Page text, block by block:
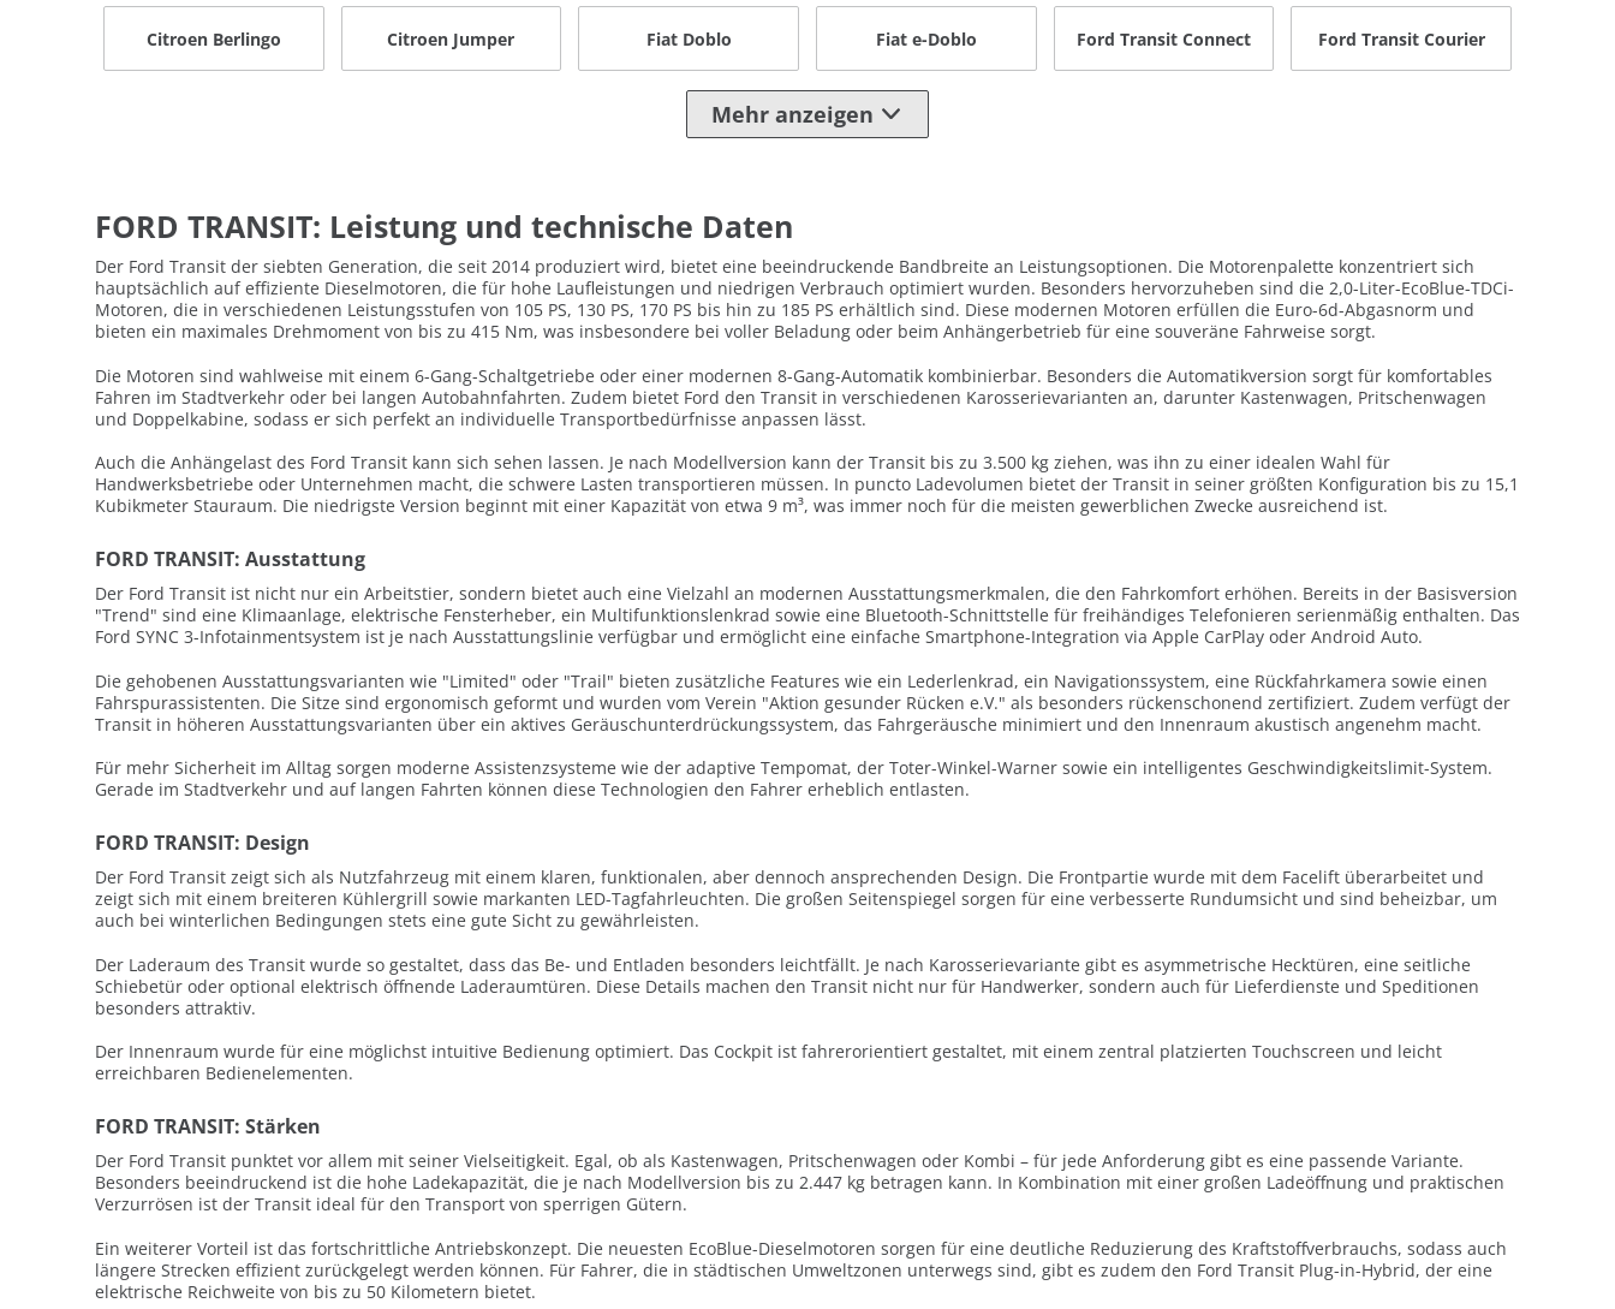
Citroen Berlingo Citroen Jumper Fiat Doblo Fiat e-Doblo Ford Transit Connect Ford Transit Courier
Mehr anzeigen
FORD TRANSIT: Leistung und technische Daten
Der Ford Transit der siebten Generation, die seit 2014 produziert wird, bietet eine beeindruckende Bandbreite an Leistungsoptionen. Die Motorenpalette konzentriert sich
hauptsächlich auf effiziente Dieselmotoren, die für hohe Laufleistungen und niedrigen Verbrauch optimiert wurden. Besonders hervorzuheben sind die 2,0-Liter-EcoBlue-TDCi-
Motoren, die in verschiedenen Leistungsstufen von 105 PS, 130 PS, 170 PS bis hin zu 185 PS erhältlich sind. Diese modernen Motoren erfüllen die Euro-6d-Abgasnorm und
bieten ein maximales Drehmoment von bis zu 415 Nm, was insbesondere bei voller Beladung oder beim Anhängerbetrieb für eine souveräne Fahrweise sorgt.
Die Motoren sind wahlweise mit einem 6-Gang-Schaltgetriebe oder einer modernen 8-Gang-Automatik kombinierbar. Besonders die Automatikversion sorgt für komfortables
Fahren im Stadtverkehr oder bei langen Autobahnfahrten. Zudem bietet Ford den Transit in verschiedenen Karosserievarianten an, darunter Kastenwagen, Pritschenwagen
und Doppelkabine, sodass er sich perfekt an individuelle Transportbedürfnisse anpassen lässt.
Auch die Anhängelast des Ford Transit kann sich sehen lassen. Je nach Modellversion kann der Transit bis zu 3.500 kg ziehen, was ihn zu einer idealen Wahl für
Handwerksbetriebe oder Unternehmen macht, die schwere Lasten transportieren müssen. In puncto Ladevolumen bietet der Transit in seiner größten Konfiguration bis zu 15,1
Kubikmeter Stauraum. Die niedrigste Version beginnt mit einer Kapazität von etwa 9 m³, was immer noch für die meisten gewerblichen Zwecke ausreichend ist.
FORD TRANSIT: Ausstattung
Der Ford Transit ist nicht nur ein Arbeitstier, sondern bietet auch eine Vielzahl an modernen Ausstattungsmerkmalen, die den Fahrkomfort erhöhen. Bereits in der Basisversion
"Trend" sind eine Klimaanlage, elektrische Fensterheber, ein Multifunktionslenkrad sowie eine Bluetooth-Schnittstelle für freihändiges Telefonieren serienmäßig enthalten. Das
Ford SYNC 3-Infotainmentsystem ist je nach Ausstattungslinie verfügbar und ermöglicht eine einfache Smartphone-Integration via Apple CarPlay oder Android Auto.
Die gehobenen Ausstattungsvarianten wie "Limited" oder "Trail" bieten zusätzliche Features wie ein Lederlenkrad, ein Navigationssystem, eine Rückfahrkamera sowie einen
Fahrspurassistenten. Die Sitze sind ergonomisch geformt und wurden vom Verein "Aktion gesunder Rücken e.V." als besonders rückenschonend zertifiziert. Zudem verfügt der
Transit in höheren Ausstattungsvarianten über ein aktives Geräuschunterdrückungssystem, das Fahrgeräusche minimiert und den Innenraum akustisch angenehm macht.
Für mehr Sicherheit im Alltag sorgen moderne Assistenzsysteme wie der adaptive Tempomat, der Toter-Winkel-Warner sowie ein intelligentes Geschwindigkeitslimit-System.
Gerade im Stadtverkehr und auf langen Fahrten können diese Technologien den Fahrer erheblich entlasten.
FORD TRANSIT: Design
Der Ford Transit zeigt sich als Nutzfahrzeug mit einem klaren, funktionalen, aber dennoch ansprechenden Design. Die Frontpartie wurde mit dem Facelift überarbeitet und
zeigt sich mit einem breiteren Kühlergrill sowie markanten LED-Tagfahrleuchten. Die großen Seitenspiegel sorgen für eine verbesserte Rundumsicht und sind beheizbar, um
auch bei winterlichen Bedingungen stets eine gute Sicht zu gewährleisten.
Der Laderaum des Transit wurde so gestaltet, dass das Be- und Entladen besonders leichtfällt. Je nach Karosserievariante gibt es asymmetrische Hecktüren, eine seitliche
Schiebetür oder optional elektrisch öffnende Laderaumtüren. Diese Details machen den Transit nicht nur für Handwerker, sondern auch für Lieferdienste und Speditionen
besonders attraktiv.
Der Innenraum wurde für eine möglichst intuitive Bedienung optimiert. Das Cockpit ist fahrerorientiert gestaltet, mit einem zentral platzierten Touchscreen und leicht
erreichbaren Bedienelementen.
FORD TRANSIT: Stärken
Der Ford Transit punktet vor allem mit seiner Vielseitigkeit. Egal, ob als Kastenwagen, Pritschenwagen oder Kombi – für jede Anforderung gibt es eine passende Variante.
Besonders beeindruckend ist die hohe Ladekapazität, die je nach Modellversion bis zu 2.447 kg betragen kann. In Kombination mit einer großen Ladeöffnung und praktischen
Verzurrösen ist der Transit ideal für den Transport von sperrigen Gütern.
Ein weiterer Vorteil ist das fortschrittliche Antriebskonzept. Die neuesten EcoBlue-Dieselmotoren sorgen für eine deutliche Reduzierung des Kraftstoffverbrauchs, sodass auch
längere Strecken effizient zurückgelegt werden können. Für Fahrer, die in städtischen Umweltzonen unterwegs sind, gibt es zudem den Ford Transit Plug-in-Hybrid, der eine
elektrische Reichweite von bis zu 50 Kilometern bietet.